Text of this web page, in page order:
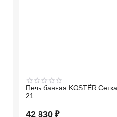
Печь банная KOSTЁR Сетка
21
42 830 ₽